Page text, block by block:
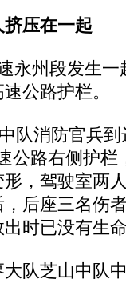
压在一起
州段发生一
公路护栏。
消防官兵到
公路右侧护栏
，驾驶室两
后座三名伤
时已没有生
队芝山中队